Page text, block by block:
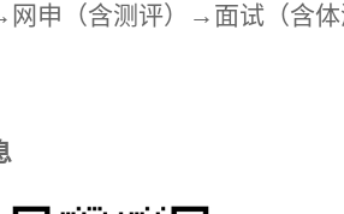
申（含测评）→面试（含